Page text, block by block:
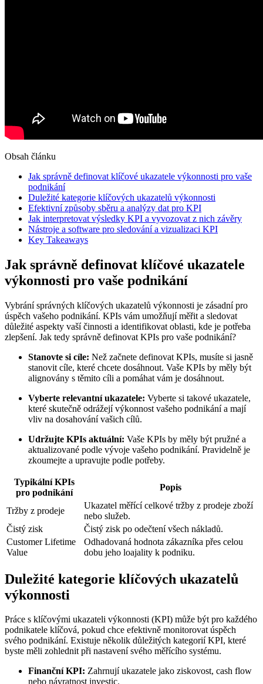
Obsah článku
Jak správně definovat klíčové ukazatele výkonnosti pro vaše
podnikání
Duležité kategorie klíčových ukazatelů výkonnosti
Efektivní způsoby sběru a analýzy dat pro KPI
Jak interpretovat výsledky KPI a vyvozovat z nich závěry
Nástroje a software pro sledování a vizualizaci KPI
Key Takeaways
Jak správně definovat klíčové ukazatele
výkonnosti pro vaše podnikání
Vybrání správných klíčových ukazatelů výkonnosti je zásadní pro
úspěch vašeho podnikání. KPIs vám umožňují měřit a sledovat
důležité aspekty vaší činnosti a identifikovat oblasti, kde je potřeba
zlepšení. Jak tedy správně definovat KPIs pro vaše podnikání?
Stanovte si cíle: Než začnete definovat KPIs, musíte si jasně
stanovit cíle, které chcete dosáhnout. Vaše KPIs by měly být
alignovány s těmito cíli a pomáhat vám je dosáhnout.
Vyberte relevantní ukazatele: Vyberte si takové ukazatele,
které skutečně odrážejí výkonnost vašeho podnikání a mají
vliv na dosahování vašich cílů.
Udržujte KPIs aktuální: Vaše KPIs by měly být pružné a
aktualizované podle vývoje vašeho podnikání. Pravidelně je
zkoumejte a upravujte podle potřeby.
Typikální KPIs
pro podnikání
Popis
Tržby z prodeje
Ukazatel měřící celkové tržby z prodeje zboží
nebo služeb.
Čistý zisk
Čistý zisk po odečtení všech nákladů.
Customer Lifetime
Value
Odhadovaná hodnota zákazníka přes celou
dobu jeho loajality k podniku.
Duležité kategorie klíčových ukazatelů
výkonnosti
Práce s klíčovými ukazateli výkonnosti (KPI) může být pro každého
podnikatele klíčová, pokud chce efektivně monitorovat úspěch
svého podnikání. Existuje několik důležitých kategorií KPI, které
byste měli zohlednit při nastavení svého měřícího systému.
Finanční KPI: Zahrnují ukazatele jako ziskovost, cash flow
nebo návratnost investic.